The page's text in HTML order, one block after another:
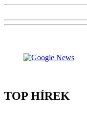
TOP HÍREK